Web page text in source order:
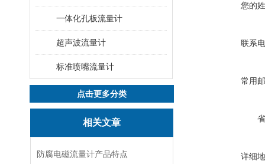
一体化孔板流量计
超声波流量计
标准喷嘴流量计
点击更多分类
相关文章
防腐电磁流量计产品特点
您的
联系
常用
详细